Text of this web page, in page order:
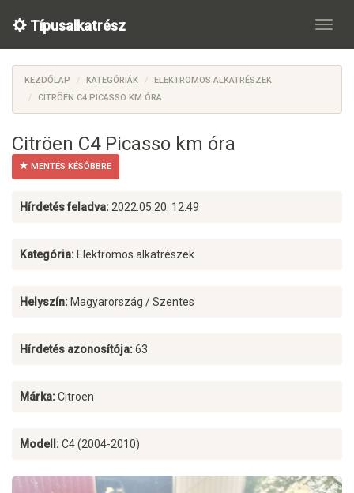
Típusalkatrész
KEZDŐLAP KATEGÓRIÁK
ELEKTROMOS ALKATRÉSZEK
CITRÖEN C4 PICASSO KM ÓRA
Citröen C4 Picasso km óra
MENTÉS KÉSŐBBRE
Hírdetés feladva: 2022.05.20. 12:49
Kategória: Elektromos alkatrészek
Helyszín: Magyarország / Szentes
Hírdetés azonosítója:63
Márka:Citroen
Modell:C4 (2004-2010)